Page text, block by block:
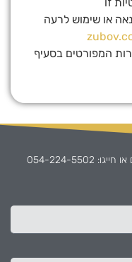
או שימוש לרעה
המפורטים בסעיף
224-5502